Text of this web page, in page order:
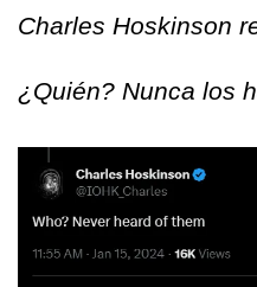
Charles Hoskinson
¿Quién? Nunca los